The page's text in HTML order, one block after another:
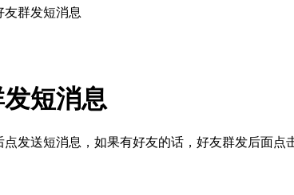
友群发短消息
短消息
发送短消息，如果有好友的话，好友群发后面点